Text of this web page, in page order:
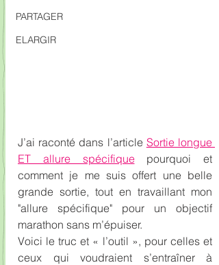
PARTAGER
ELARGIR
J’ai raconté dans l’article Sortie longue
ET allure spécifique pourquoi et
comment je me suis offert une belle
grande sortie, tout en travaillant mon
"allure spécifique" pour un objectif
marathon sans m’épuiser.
Voici le truc et « l’outil », pour celles et
ceux qui voudraient s’entraîner à